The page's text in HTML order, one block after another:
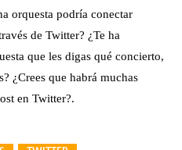
orquesta podría conectar
de Twitter? ¿Te ha
que les digas qué concierto,
¿Crees que habrá muchas
en Twitter?.